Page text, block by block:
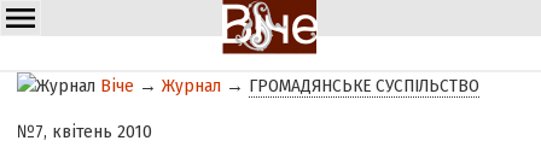
Віче →Журнал → ГРОМАДЯНСЬКЕ СУСПІЛЬСТВО
№7, квітень 2010